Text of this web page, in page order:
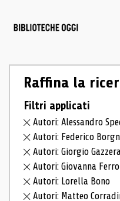
Raffina la
Filtri applicati
Autori: Alessandro
Autori: Federico
Autori: Giorgio
Autori: Giovanna Ferro
Autori: Lorella Bono
Autori: Matteo